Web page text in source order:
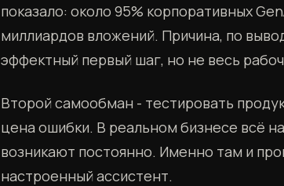
показало: около 95% корпоративных
миллиардов вложений. Причина, по
эффектный первый шаг, но не весь
Второй самообман - тестировать
цена ошибки. В реальном бизнесе всё
возникают постоянно. Именно там и
настроенный ассистент.